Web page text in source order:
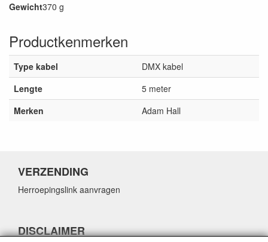
Gewicht370 g
Productkenmerken
Type kabel
DMX kabel
Lengte
5 meter
Merken
Adam Hall
VERZENDING
Herroepingslink aanvragen
DISCLAIMER